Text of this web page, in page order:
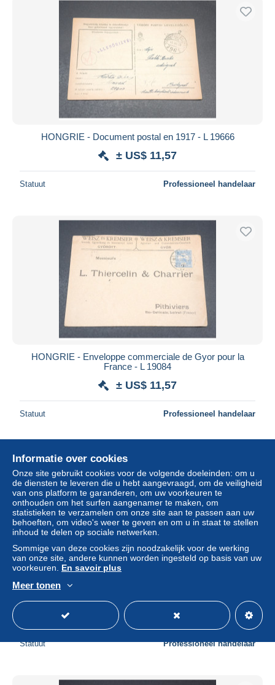
HONGRIE - Document postal en 1917 - L 19666
± US$ 11,57
Statuut Professioneel handelaar
HONGRIE - Enveloppe commerciale de Gyor pour la
France - L 19084
± US$ 11,57
Statuut Professioneel handelaar
HONGRIE - Enveloppe commerciale de Debreczen pour
± US$ 11,57
Statuut Professioneel handelaar
Informatie over cookies
Onze site gebruikt cookies voor de volgende doeleinden: om u
de diensten te leveren die u hebt aangevraagd, om de veiligheid
van ons platform te garanderen, om uw voorkeuren te
onthouden om het surfen aangenamer te maken, om
statistieken te verzamelen om onze site aan te passen aan uw
behoeften, om video's weer te geven en om u in staat te stellen
inhoud te delen op sociale netwerken.
Sommige van deze cookies zijn noodzakelijk voor de werking
van onze site, andere kunnen worden ingesteld op basis van uw
voorkeuren. En savoir plus
Meer tonen